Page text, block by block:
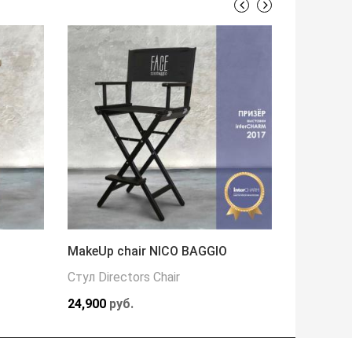
MakeUp chair NICO BAGGIO
Стул Directors Chair
24,900 руб.